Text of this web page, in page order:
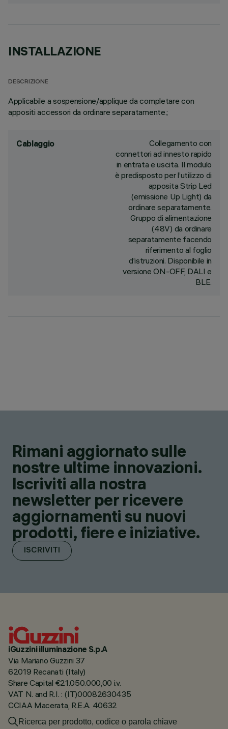
INSTALLAZIONE
DESCRIZIONE
Applicabile a sospensione/applique da completare con
appositi accessori da ordinare separatamente.;
Cablaggio
Collegamento con
connettori ad innesto rapido
in entrata e uscita. Il modulo
è predisposto per l’utilizzo di
apposita Strip Led
(emissione Up Light) da
ordinare separatamente.
Gruppo di alimentazione
(48V) da ordinare
separatamente facendo
riferimento al foglio
d’istruzioni. Disponibile in
versione ON-OFF, DALI e
BLE.
Rimani aggiornato sulle
nostre ultime innovazioni.
Iscriviti alla nostra
newsletter per ricevere
aggiornamenti su nuovi
prodotti, fiere e iniziative.
ISCRIVITI
iGuzzini illuminazione S.p.A
Via Mariano Guzzini 37
62019 Recanati (Italy)
Share Capital €21.050.000,00 i.v.
VAT N. and R.I. : (IT)00082630435
CCIAA Macerata, R.E.A. 40632